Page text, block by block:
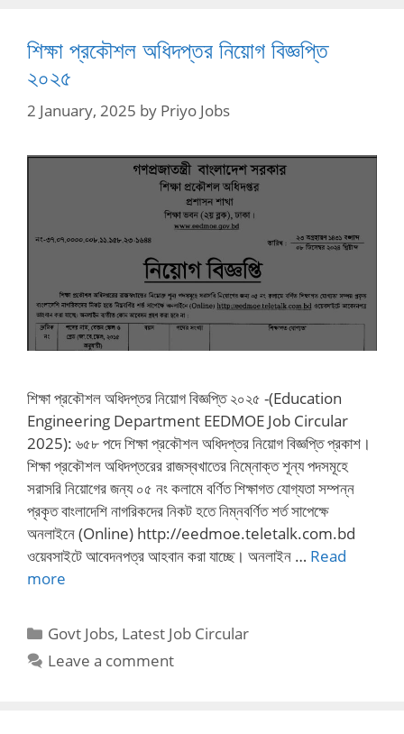
শিক্ষা প্রকৌশল অধিদপ্তর নিয়োগ বিজ্ঞপ্তি
২০২৫
2 January, 2025 by Priyo Jobs
শিক্ষা প্রকৌশল অধিদপ্তর নিয়োগ বিজ্ঞপ্তি ২০২৫ -(Education
Engineering Department EEDMOE Job Circular
2025): ৬৫৮ পদে শিক্ষা প্রকৌশল অধিদপ্তর নিয়োগ বিজ্ঞপ্তি প্রকাশ।
শিক্ষা প্রকৌশল অধিদপ্তরের রাজস্বখাতের নিম্নোক্ত শূন্য পদসমূহে
সরাসরি নিয়োগের জন্য ০৫ নং কলামে বর্ণিত শিক্ষাগত যোগ্যতা সম্পন্ন
প্রকৃত বাংলাদেশি নাগরিকদের নিকট হতে নিম্নবর্ণিত শর্ত সাপেক্ষে
অনলাইনে (Online) http://eedmoe.teletalk.com.bd
ওয়েবসাইটে আবেদনপত্র আহবান করা যাচ্ছে। অনলাইন … Read
more
Categories
Govt Jobs, Latest Job Circular
Leave a comment